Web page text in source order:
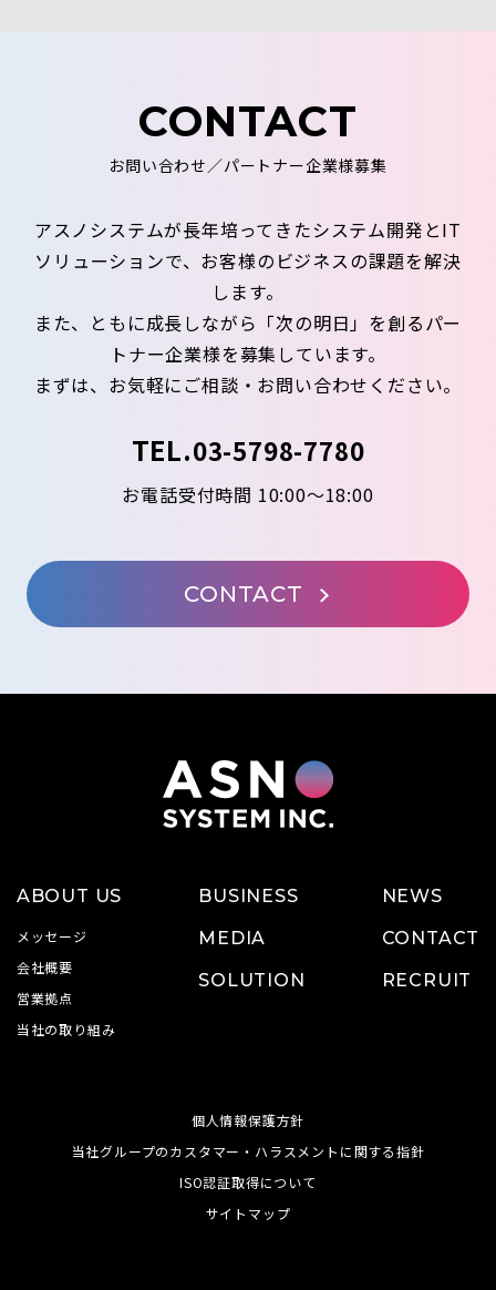
CONTACT
お問い合わせ／パートナー企業様募集
アスノシステムが長年培ってきたシステム開発とIT
ソリューションで、お客様のビジネスの課題を解決
します。
また、ともに成長しながら「次の明日」を創るパー
トナー企業様を募集しています。
まずは、お気軽にご相談・お問い合わせください。
TEL.03-5798-7780
お電話受付時間 10:00～18:00
CONTACT
ABOUT US
メッセージ
会社概要
営業拠点
当社の取り組み
BUSINESS
MEDIA
SOLUTION
NEWS
CONTACT
RECRUIT
個人情報保護方針
当社グループのカスタマー・ハラスメントに関する指針
ISO認証取得について
サイトマップ